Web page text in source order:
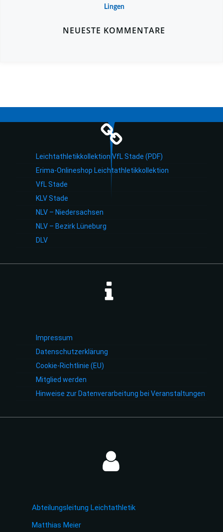
Lingen
NEUESTE KOMMENTARE
Leichtathletikkollektion VfL Stade (PDF)
Erima-Onlineshop Leichtathletikkollektion
VfL Stade
KLV Stade
NLV – Niedersachsen
NLV – Bezirk Lüneburg
DLV
Impressum
Datenschutzerklärung
Cookie-Richtlinie (EU)
Mitglied werden
Hinweise zur Datenverarbeitung bei Veranstaltungen
Abteilungsleitung Leichtathletik
Matthias Meier